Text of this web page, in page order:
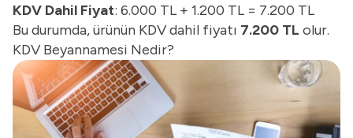
KDV Dahil Fiyat: 6.000 TL + 1.200 TL = 7.200 TL
Bu durumda, ürünün KDV dahil fiyatı 7.200 TL olur.
KDV Beyannamesi Nedir?